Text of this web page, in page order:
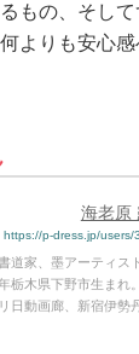
もの、そし
よりも安心
海老原
https://p-dress.jp/users/
道家、墨アーティス
栃木県下野市生まれ
リ日動画廊、新宿伊勢